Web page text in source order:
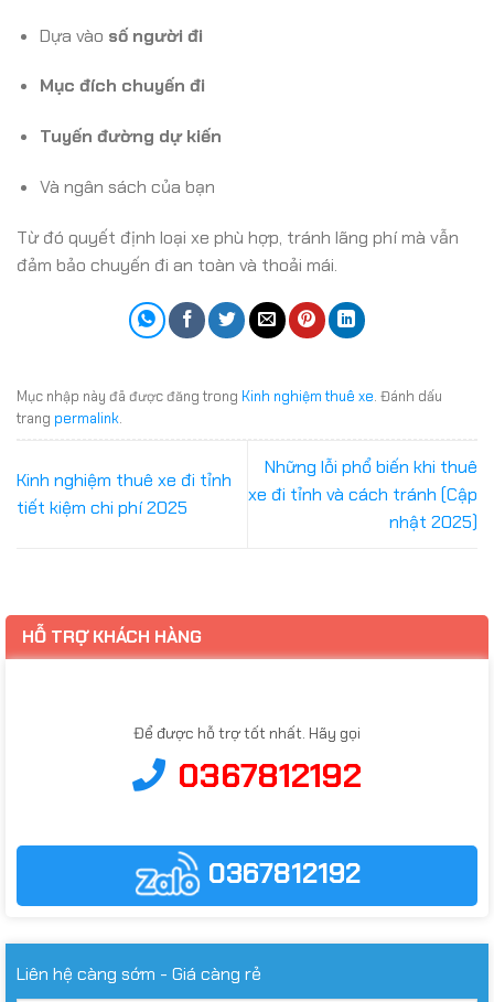
Dựa vào số người đi
Mục đích chuyến đi
Tuyến đường dự kiến
Và ngân sách của bạn
Từ đó quyết định loại xe phù hợp, tránh lãng phí mà vẫn
đảm bảo chuyến đi an toàn và thoải mái.
Mục nhập này đã được đăng trong Kinh nghiệm thuê xe. Đánh dấu
trang permalink.
Kinh nghiệm thuê xe đi tỉnh
tiết kiệm chi phí 2025
Những lỗi phổ biến khi thuê
xe đi tỉnh và cách tránh (Cập
nhật 2025)
HỖ TRỢ KHÁCH HÀNG
Để được hỗ trợ tốt nhất. Hãy gọi
0367812192
0367812192
Liên hệ càng sớm - Giá càng rẻ